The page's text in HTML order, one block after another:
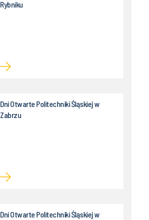
Rybniku
Dni Otwarte Politechniki Śląskiej w
Zabrzu
Dni Otwarte Politechniki Śląskiej w